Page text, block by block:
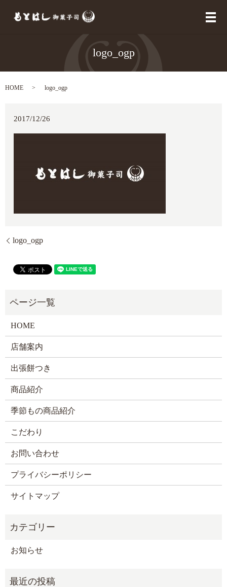
メ
logo_ogp
HOME logo_ogp
2017/12/26
logo_ogp
HOME
店舗案内
出張餅つき
商品紹介
季節もの商品紹介
こだわり
お問い合わせ
プライバシーポリシー
サイトマップ
お知らせ